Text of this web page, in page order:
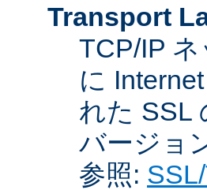
Transport
TCP/IP
に
れた SSL
バージョ
参照: